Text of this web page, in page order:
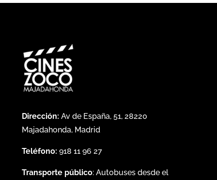
Dirección: Av de España, 51, 28220
Majadahonda, Madrid
Teléfono: 918 11 96 27
Transporte público: Autobuses desde el